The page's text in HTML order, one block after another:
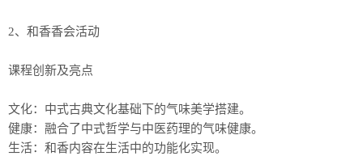
2、和香香会活动
课程创新及亮点
文化：中式古典文化基础下的气味美学搭建。
健康：融合了中式哲学与中医药理的气味健康。
生活：和香内容在生活中的功能化实现。